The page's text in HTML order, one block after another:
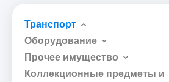
Транспорт
Оборудование
Прочее имущество
Коллекционные предметы и